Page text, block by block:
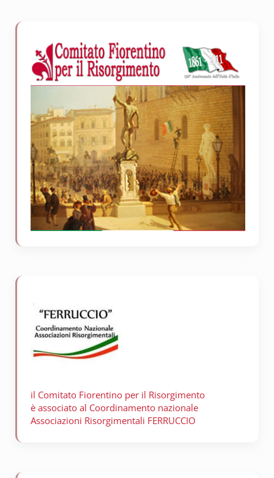
Sidebar
il Comitato Fiorentino per il Risorgimento
è associato al Coordinamento nazionale
Associazioni Risorgimentali FERRUCCIO